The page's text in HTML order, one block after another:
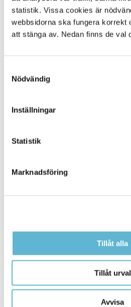
statistik. Vissa cookies är
webbsidorna ska fungera korrekt
att stänga av. Nedan finns de val
Nödvändig
Inställningar
Statistik
Marknadsföring
Tillåt alla
Tillåt urval
Avvisa
årsredovisningen
Bromöllaföretagen som uppfyller
Sidan senast uppdaterad: